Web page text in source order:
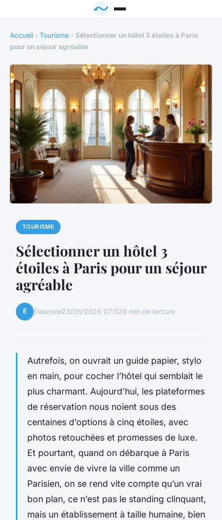
Accueil › Tourisme › Sélectionner un hôtel 3 étoiles à Paris
pour un séjour agréable
TOURISME
Sélectionner un hôtel 3
étoiles à Paris pour un séjour
agréable
É Éléanore23/05/2026 07:529 min de lecture
Autrefois, on ouvrait un guide papier, stylo
en main, pour cocher l’hôtel qui semblait le
plus charmant. Aujourd’hui, les plateformes
de réservation nous noient sous des
centaines d’options à cinq étoiles, avec
photos retouchées et promesses de luxe.
Et pourtant, quand on débarque à Paris
avec envie de vivre la ville comme un
Parisien, on se rend vite compte qu’un vrai
bon plan, ce n’est pas le standing clinquant,
mais un établissement à taille humaine, bien